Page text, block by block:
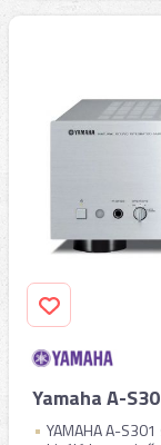
Yamaha A-
YAMAHA A-